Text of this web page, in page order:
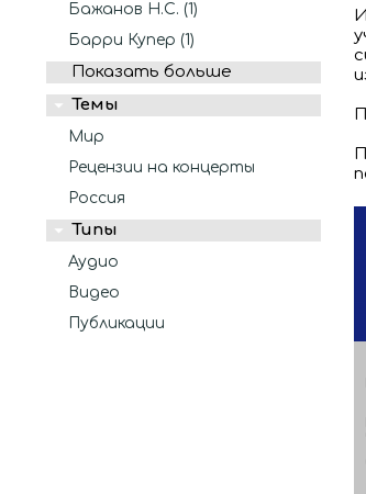
Бажанов Н.С. (1)
Барри Купер (1)
Показать больше
Темы
Мир
Рецензии на концерты
Россия
Типы
Аудио
Видео
Публикации